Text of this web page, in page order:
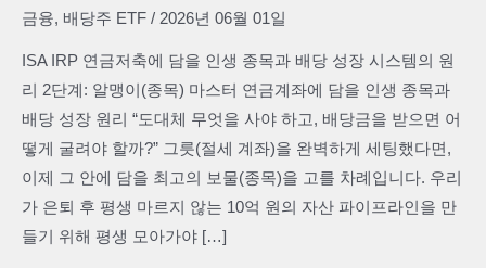
금융, 배당주 ETF / 2026년 06월 01일
ISA IRP 연금저축에 담을 인생 종목과 배당 성장 시스템의 원
리 2단계: 알맹이(종목) 마스터 연금계좌에 담을 인생 종목과
배당 성장 원리 “도대체 무엇을 사야 하고, 배당금을 받으면 어
떻게 굴려야 할까?” 그릇(절세 계좌)을 완벽하게 세팅했다면,
이제 그 안에 담을 최고의 보물(종목)을 고를 차례입니다. 우리
가 은퇴 후 평생 마르지 않는 10억 원의 자산 파이프라인을 만
들기 위해 평생 모아가야 […]